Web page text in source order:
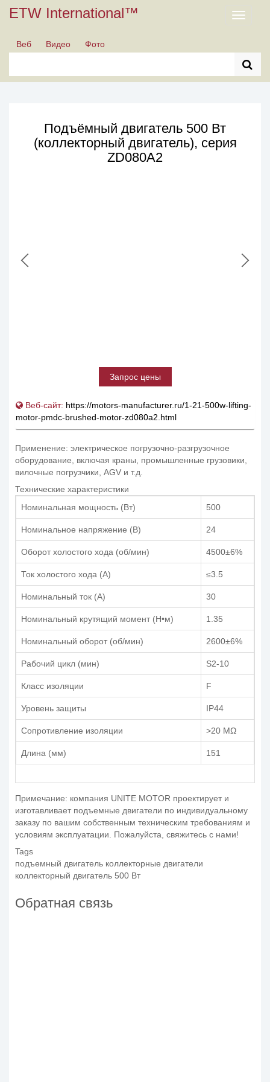
ETW International™
Toggle
Веб
Видео Фото
Подъёмный двигатель 500 Вт
(коллекторный двигатель), серия
ZD080A2
Запрос цены
Веб-сайт: https://motors-manufacturer.ru/1-21-500w-lifting-
motor-pmdc-brushed-motor-zd080a2.html
Применение: электрическое погрузочно-разгрузочное
оборудование, включая краны, промышленные грузовики,
вилочные погрузчики, AGV и т.д.
Технические характеристики
Номинальная мощность (Вт)
500
Номинальное напряжение (В) 24
Оборот холостого хода (об/мин) 4500±6%
Ток холостого хода (А) ≤3.5
Номинальный ток (А) 30
Номинальный крутящий момент (Н•м) 1.35
Номинальный оборот (об/мин) 2600±6%
Рабочий цикл (мин) S2-10
Класс изоляции F
Уровень защиты IP44
Сопротивление изоляции >20 MΩ
Длина (мм) 151
Примечание: компания UNITE MOTOR проектирует и
изготавливает подъемные двигатели по индивидуальному
заказу по вашим собственным техническим требованиям и
условиям эксплуатации. Пожалуйста, свяжитесь с нами!
Tags
подъемный двигатель коллекторные двигатели
коллекторный двигатель 500 Вт
Обратная связь